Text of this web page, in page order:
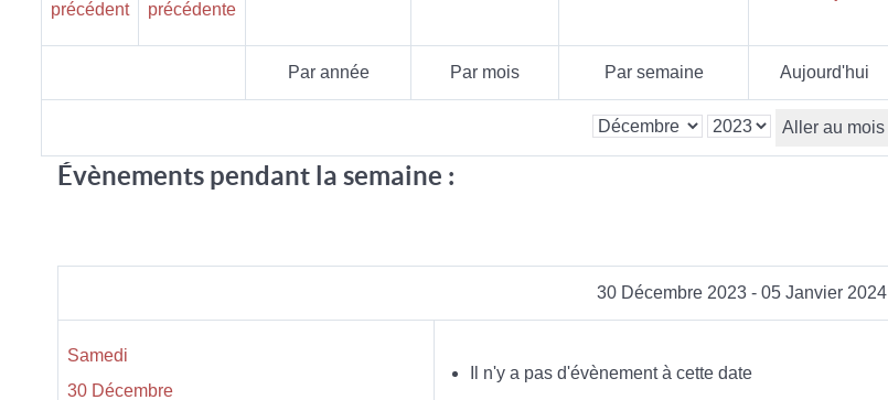
Par année Par mois Par semaine Aujourd'hui
Aller au mois
Évènements pendant la semaine :
30 Décembre 2023 - 05 Janvier 2024
Samedi
30 Décembre
Il n'y a pas d'évènement à cette date